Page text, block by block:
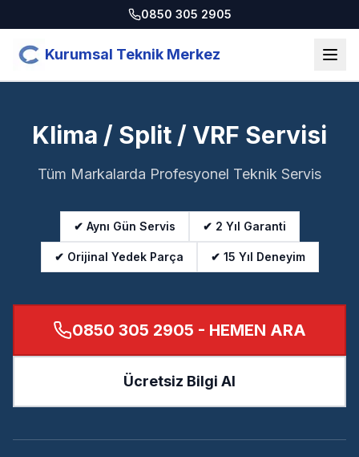
0850 305 2905
Kurumsal Teknik Merkez
Klima / Split / VRF Servisi
Tüm Markalarda Profesyonel Teknik Servis
✔ Aynı Gün Servis ✔ 2 Yıl Garanti
✔ Orijinal Yedek Parça ✔ 15 Yıl Deneyim
0850 305 2905 - HEMEN ARA
Ücretsiz Bilgi Al